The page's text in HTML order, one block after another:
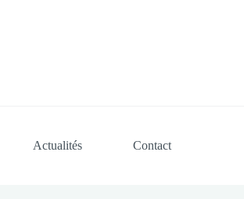
Actualités Contact